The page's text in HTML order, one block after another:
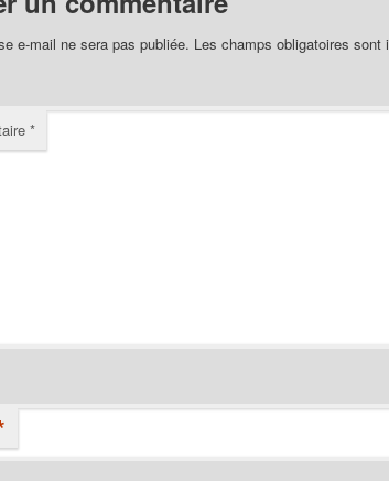
e-mail ne sera pas publiée. Les champs obligatoires sont
*